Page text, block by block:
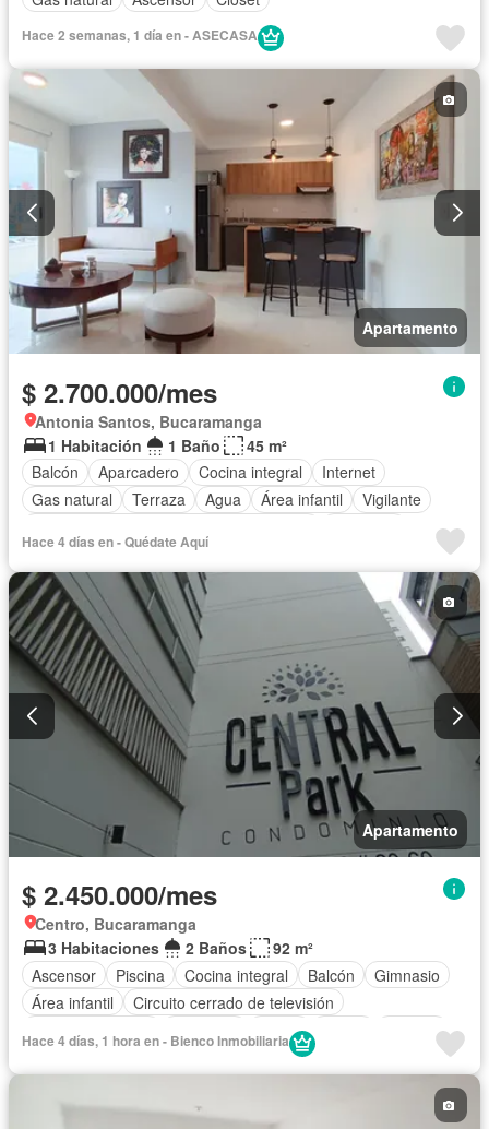
Hace 2 semanas, 1 día en - ASECASA
Apartamento
$ 2.700.000/mes
Antonia Santos, Bucaramanga
1 Habitación
1 Baño
45 m²
Balcón
Aparcadero Cocina integral
Internet
Gas natural
Terraza Agua Área infantil
Vigilante
Caseta de vigilancia
Gimnasio
Seguridad privada
Piscina Solo familias
Hace 4 días en - Quédate Aquí
Apartamento
$ 2.450.000/mes
Centro, Bucaramanga
3 Habitaciones
2 Baños
92 m²
Ascensor
Piscina Cocina integral Balcón
Gimnasio
Área infantil
Circuito cerrado de televisión
Closet Terraza
Hace 4 días, 1 hora en - Bienco Inmobiliaria